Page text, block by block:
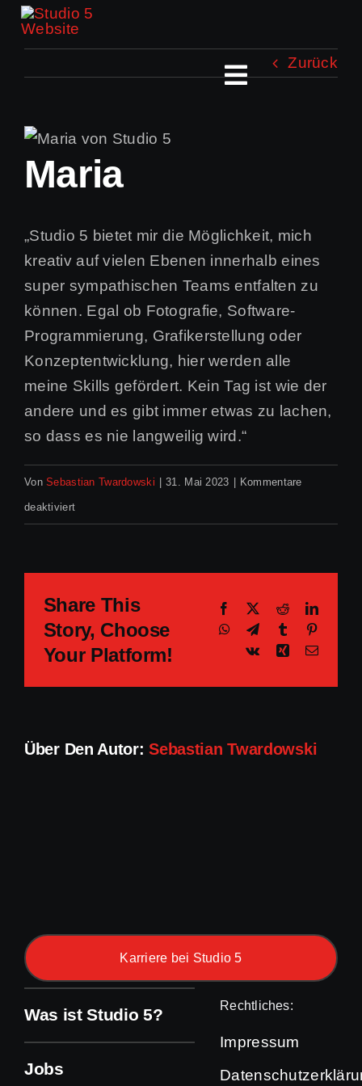
Zum
Inhalt
Toggle
Über Studio 5
Leistungen
Kontakt
Zurück
Maria
„Studio 5 bietet mir die Möglichkeit, mich
kreativ auf vielen Ebenen innerhalb eines
super sympathischen Teams entfalten zu
können. Egal ob Fotografie, Software-
Programmierung, Grafikerstellung oder
Konzeptentwicklung, hier werden alle
meine Skills gefördert. Kein Tag ist wie der
andere und es gibt immer etwas zu lachen,
so dass es nie langweilig wird.“
VonSebastian Twardowski 31. Mai 2023 Kommentare
deaktiviertfür
Share This
Story, Choose
Your Platform!
Facebook Reddit
WhatsApp
TelegramTumblr
Vk
XingE-
Über Den Autor:Sebastian Twardowski
Karriere bei Studio 5
Was ist Studio 5?
Jobs
Rechtliches:
Impressum